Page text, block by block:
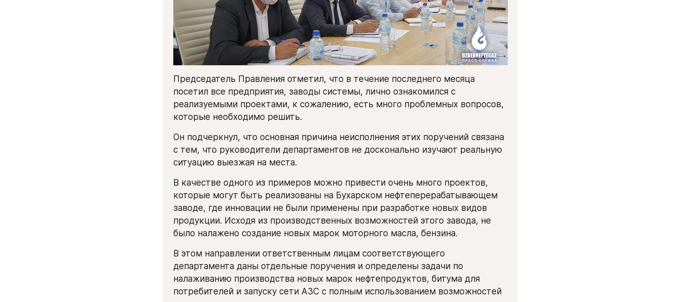
Председатель Правления отметил, что в течение последнего месяца
посетил все предприятия, заводы системы, лично ознакомился с
реализуемыми проектами, к сожалению, есть много проблемных вопросов,
которые необходимо решить.
Он подчеркнул, что основная причина неисполнения этих поручений связана
с тем, что руководители департаментов не досконально изучают реальную
ситуацию выезжая на места.
В качестве одного из примеров можно привести очень много проектов,
которые могут быть реализованы на Бухарском нефтеперерабатывающем
заводе, где инновации не были применены при разработке новых видов
продукции. Исходя из производственных возможностей этого завода, не
было налажено создание новых марок моторного масла, бензина.
В этом направлении ответственным лицам соответствующего
департамента даны отдельные поручения и определены задачи по
налаживанию производства новых марок нефтепродуктов, битума для
потребителей и запуску сети АЗС с полным использованием возможностей